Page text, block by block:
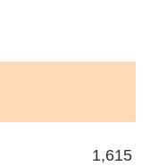
1,615